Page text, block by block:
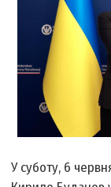
У суботу, 6